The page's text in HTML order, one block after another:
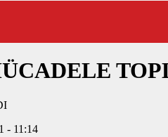
- 11:14